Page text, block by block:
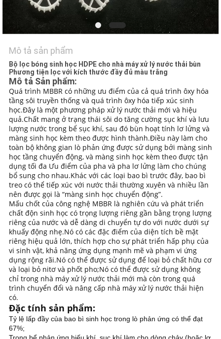
SƠ
ĐỒ
TRANG
WEB
CHÍNH
SÁCH
BẢO
MẬT
Mô tả sản phẩm
Bộ lọc bóng sinh học HDPE cho nhà máy xử lý nước thải bùn
Phương tiện lọc với kích thước đầy đủ màu trắng
Mô tả Sản phẩm:
Quá trình MBBR có những ưu điểm của cả quá trình ôxy hóa
tầng sôi truyền thống và quá trình ôxy hóa tiếp xúc sinh
học.Đây là một phương pháp xử lý nước thải mới và hiệu
quả.Chất mang ở trạng thái sôi do tăng cường sục khí và lưu
lượng nước trong bể sục khí, sau đó bùn hoạt tính lơ lửng và
màng sinh học kèm theo được hình thành.Điều này làm cho
toàn bộ không gian lò phản ứng được sử dụng bởi màng sinh
học tầng chuyển động, và màng sinh học kèm theo được tận
dụng tối đa Ưu điểm của pha và pha lơ lửng làm cho chúng
bổ sung cho nhau.Khác với các loại bao bì trước đây, bao bì
treo có thể tiếp xúc với nước thải thường xuyên và nhiều lần
nên được gọi là “màng sinh học chuyển động”.
Mấu chốt của công nghệ MBBR là nghiên cứu và phát triển
chất độn sinh học có trọng lượng riêng gần bằng trọng lượng
riêng của nước và dễ dàng di chuyển tự do với nước dưới sự
khuấy động nhẹ.Nó có các đặc điểm của diện tích bề mặt
riêng hiệu quả lớn, thích hợp cho sự phát triển hấp phụ của
vi sinh vật, khả năng ứng dụng mạnh mẽ và phạm vi ứng
dụng rộng rãi.Nó có thể được sử dụng để loại bỏ chất hữu cơ
và loại bỏ nitơ và phốt pho;Nó có thể được sử dụng không
chỉ trong nhà máy xử lý nước thải mới mà còn trong quá
trình chuyển đổi và nâng cấp nhà máy xử lý nước thải hiện
có.
Đặc tính sản phẩm:
Tỷ lệ lấp đầy của bao bì sinh học trong lò phản ứng có thể đạt
67%;